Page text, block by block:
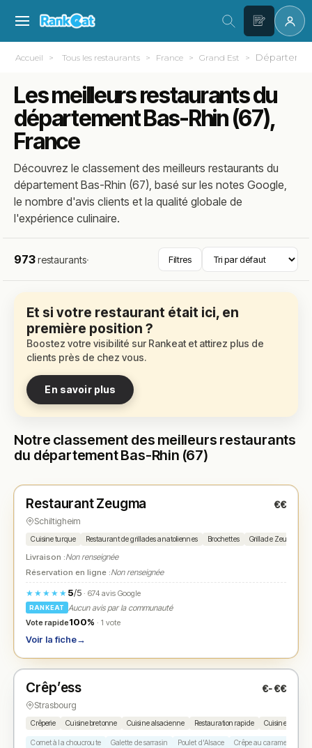
Accueil Tous les restaurants France Grand Est
Les meilleurs restaurants du
département Bas-Rhin (67),
France
Découvrez le classement des meilleurs restaurants du
département Bas-Rhin (67), basé sur les notes Google,
le nombre d'avis clients et la qualité globale de
l'expérience culinaire.
973restaurants· Filtres
Et si votre restaurant était ici, en
première position ?
Boostez votre visibilité sur Rankeat et attirez plus de
clients près de chez vous.
En savoir plus
Notre classement des meilleurs restaurants
du département Bas-Rhin (67)
★ N° 1
Restaurant Zeugma €€
Schiltigheim
Cuisine turque Restaurant de grillades anatoliennes Brochettes Grillade Zeugma
Livraison :Non renseignée
Réservation en ligne :Non renseignée
★★★★★ 5/5· 674 avis Google
RANKEAT
Aucun avis par la communauté
Vote rapide100% · 1 vote
Voir la fiche→
★ N° 2
Crêp’ess €-€€
Strasbourg
Crêperie Cuisine bretonne Cuisine alsacienne Restauration rapide Cuisine
Cornet à la choucroute Galette de sarrasin Poulet d'Alsace Crêpe au caramel beurre